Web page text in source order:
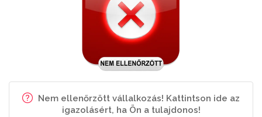
Nem ellenőrzött vállalkozás! Kattintson ide az
igazolásért, ha Ön a tulajdonos!